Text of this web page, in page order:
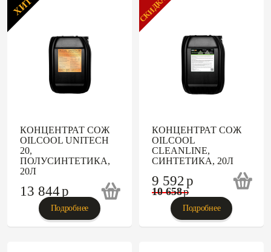
ХИТ
КОНЦЕНТРАТ СОЖ
OILCOOL UNITECH
20,
ПОЛУСИНТЕТИКА,
20Л
13 844p
Подробнее
СКИДКА
КОНЦЕНТРАТ СОЖ
OILCOOL
CLEANLINE,
СИНТЕТИКА, 20Л
9 592p
10 658p
Подробнее